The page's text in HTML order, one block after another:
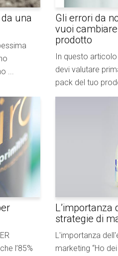
una
...
Gli errori da
vuoi
prodotto
In questo
devi valutare
pack del tuo
l’85%
L’importanza
strategie di
L'importanza
marketing “Ho